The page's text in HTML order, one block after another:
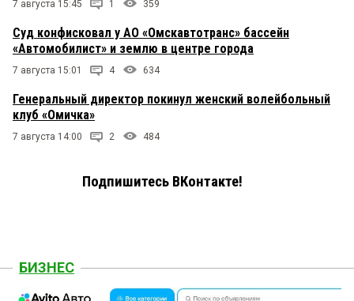
7 августа 15:45 1 359
Суд конфисковал у АО «Омскавтотранс» бассейн
«Автомобилист» и землю в центре города
7 августа 15:01 4 634
Генеральный директор покинул женский волейбольный
клуб «Омичка»
7 августа 14:00 2 484
Подпишитесь ВКонтакте!
БИЗНЕС